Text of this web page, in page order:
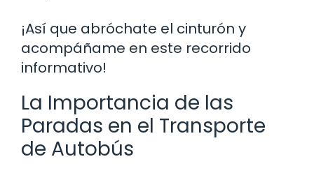
¡Así que abróchate el cinturón y
acompáñame en este recorrido
informativo!
La Importancia de las
Paradas en el Transporte
de Autobús